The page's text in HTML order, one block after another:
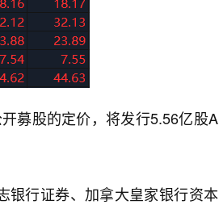
募股的定价，将发行5.56亿股A
银行证券、加拿大皇家银行资本